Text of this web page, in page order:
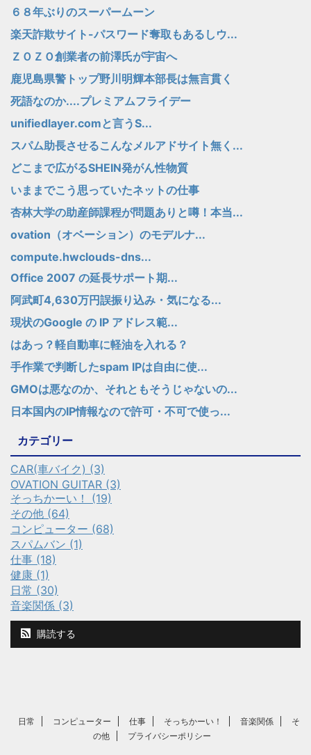
６８年ぶりのスーパームーン
楽天詐欺サイト-パスワード奪取もあるしウ...
ＺＯＺＯ創業者の前澤氏が宇宙へ
鹿児島県警トップ野川明輝本部長は無言貫く
死語なのか....プレミアムフライデー
unifiedlayer.comと言うS...
スパム助長させるこんなメルアドサイト無く...
どこまで広がるSHEIN発がん性物質
いままでこう思っていたネットの仕事
杏林大学の助産師課程が問題ありと噂！本当...
ovation（オベーション）のモデルナ...
compute.hwclouds-dns...
Office 2007 の延長サポート期...
阿武町4,630万円誤振り込み・気になる...
現状のGoogle の IP アドレス範...
はあっ？軽自動車に軽油を入れる？
手作業で判断したspam IPは自由に使...
GMOは悪なのか、それともそうじゃないの...
日本国内のIP情報なので許可・不可で使っ...
カテゴリー
CAR(車バイク) (3)
OVATION GUITAR (3)
そっちかーい！ (19)
その他 (64)
コンピューター (68)
スパムバン (1)
仕事 (18)
健康 (1)
日常 (30)
音楽関係 (3)
購読する
日常 コンピューター 仕事 そっちかーい！ 音楽関係
そ
の他
プライバシーポリシー